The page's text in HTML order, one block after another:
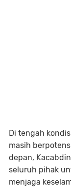
Di tengah
masih
depan,
seluruh pihak
menjaga